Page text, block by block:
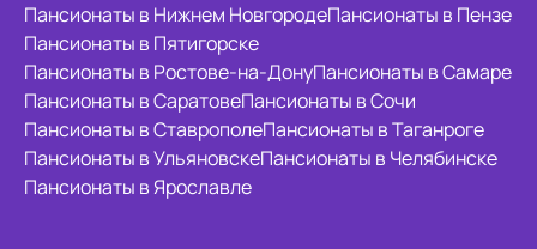
Пансионаты в Нижнем НовгородеПансионаты в Пензе
Пансионаты в Пятигорске
Пансионаты в Ростове-на-ДонуПансионаты в Самаре
Пансионаты в СаратовеПансионаты в Сочи
Пансионаты в СтаврополеПансионаты в Таганроге
Пансионаты в УльяновскеПансионаты в Челябинске
Пансионаты в Ярославле